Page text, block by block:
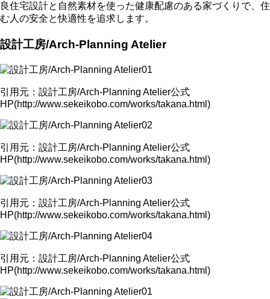
良住宅設計と自然素材を使った健康配慮のある家づくりで、住
む人の安全と快適性を追求します。
設計工房/Arch-Planning Atelier
引用元：設計工房/Arch-Planning Atelier公式
HP(http://www.sekeikobo.com/works/takana.html)
引用元：設計工房/Arch-Planning Atelier公式
HP(http://www.sekeikobo.com/works/takana.html)
引用元：設計工房/Arch-Planning Atelier公式
HP(http://www.sekeikobo.com/works/takana.html)
引用元：設計工房/Arch-Planning Atelier公式
HP(http://www.sekeikobo.com/works/takana.html)